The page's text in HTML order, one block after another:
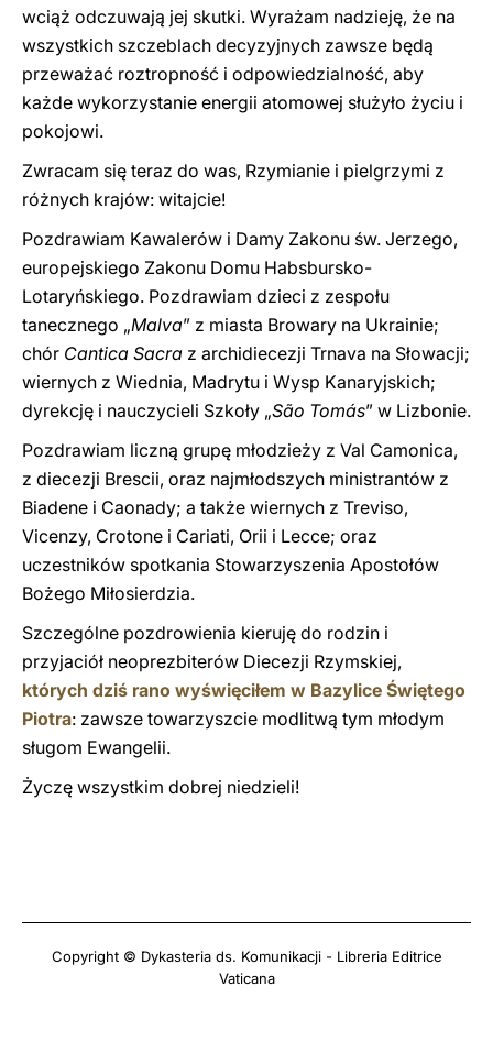
wciąż odczuwają jej skutki. Wyrażam nadzieję, że na
wszystkich szczeblach decyzyjnych zawsze będą
przeważać roztropność i odpowiedzialność, aby
każde wykorzystanie energii atomowej służyło życiu i
pokojowi.
Zwracam się teraz do was, Rzymianie i pielgrzymi z
różnych krajów: witajcie!
Pozdrawiam Kawalerów i Damy Zakonu św. Jerzego,
europejskiego Zakonu Domu Habsbursko-
Lotaryńskiego. Pozdrawiam dzieci z zespołu
tanecznego „Malva” z miasta Browary na Ukrainie;
chór Cantica Sacra z archidiecezji Trnava na Słowacji;
wiernych z Wiednia, Madrytu i Wysp Kanaryjskich;
dyrekcję i nauczycieli Szkoły „São Tomás” w Lizbonie.
Pozdrawiam liczną grupę młodzieży z Val Camonica,
z diecezji Brescii, oraz najmłodszych ministrantów z
Biadene i Caonady; a także wiernych z Treviso,
Vicenzy, Crotone i Cariati, Orii i Lecce; oraz
uczestników spotkania Stowarzyszenia Apostołów
Bożego Miłosierdzia.
Szczególne pozdrowienia kieruję do rodzin i
przyjaciół neoprezbiterów Diecezji Rzymskiej,
których dziś rano wyświęciłem w Bazylice Świętego
Piotra: zawsze towarzyszcie modlitwą tym młodym
sługom Ewangelii.
Życzę wszystkim dobrej niedzieli!
Copyright © Dykasteria ds. Komunikacji - Libreria Editrice
Vaticana